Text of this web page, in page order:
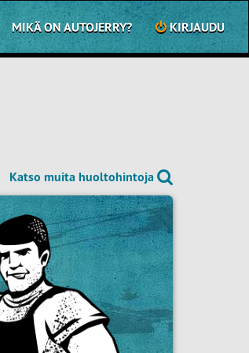
MIKÄ ON AUTOJERRY? KIRJAUDU
Katso muita huoltohintoja